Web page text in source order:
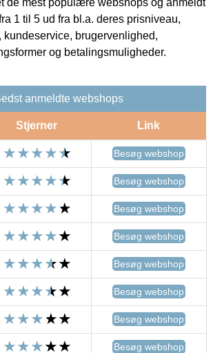
1 til 5 ud fra bl.a. deres prisniveau,
kundeservice, brugervenlighed,
og betalingsmuligheder.
anmeldte webshops
Stjerner Link
Besøg webshop
Besøg webshop
Besøg webshop
Besøg webshop
Besøg webshop
Besøg webshop
Besøg webshop
Besøg webshop